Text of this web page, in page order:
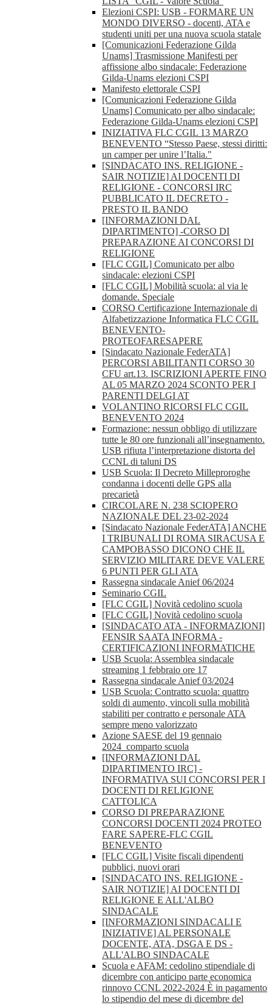
Elezioni CSPI: USB - FORMARE UN
MONDO DIVERSO - docenti, ATA e
studenti uniti per una nuova scuola statale
[Comunicazioni Federazione Gilda
Unams] Trasmissione Manifesti per
affissione albo sindacale: Federazione
Gilda-Unams elezioni CSPI
Manifesto elettorale CSPI
[Comunicazioni Federazione Gilda
Unams] Comunicato per albo sindacale:
Federazione Gilda-Unams elezioni CSPI
INIZIATIVA FLC CGIL 13 MARZO
BENEVENTO “Stesso Paese, stessi diritti:
un camper per unire l’Italia."
[SINDACATO INS. RELIGIONE -
SAIR NOTIZIE] AI DOCENTI DI
RELIGIONE - CONCORSI IRC
PUBBLICATO IL DECRETO -
PRESTO IL BANDO
[INFORMAZIONI DAL
DIPARTIMENTO] -CORSO DI
PREPARAZIONE AI CONCORSI DI
RELIGIONE
[FLC CGIL] Comunicato per albo
sindacale: elezioni CSPI
[FLC CGIL] Mobilità scuola: al via le
domande. Speciale
CORSO Certificazione Internazionale di
Alfabetizzazione Informatica FLC CGIL
BENEVENTO-
PROTEOFARESAPERE
[Sindacato Nazionale FederATA]
PERCORSI ABILITANTI CORSO 30
CFU art.13. ISCRIZIONI APERTE FINO
AL 05 MARZO 2024 SCONTO PER I
PARENTI DELGI AT
VOLANTINO RICORSI FLC CGIL
BENEVENTO 2024
Formazione: nessun obbligo di utilizzare
tutte le 80 ore funzionali all’insegnamento.
USB rifiuta l’interpretazione distorta del
CCNL di taluni DS
USB Scuola: Il Decreto Milleproroghe
condanna i docenti delle GPS alla
precarietà
CIRCOLARE N. 238 SCIOPERO
NAZIONALE DEL 23-02-2024
[Sindacato Nazionale FederATA] ANCHE
I TRIBUNALI DI ROMA SIRACUSA E
CAMPOBASSO DICONO CHE IL
SERVIZIO MILITARE DEVE VALERE
6 PUNTI PER GLI ATA
Rassegna sindacale Anief 06/2024
Seminario CGIL
[FLC CGIL] Novità cedolino scuola
[FLC CGIL] Novità cedolino scuola
[SINDACATO ATA - INFORMAZIONI]
FENSIR SAATA INFORMA -
CERTIFICAZIONI INFORMATICHE
USB Scuola: Assemblea sindacale
streaming 1 febbraio ore 17
Rassegna sindacale Anief 03/2024
USB Scuola: Contratto scuola: quattro
soldi di aumento, vincoli sulla mobilità
stabiliti per contratto e personale ATA
sempre meno valorizzato
Azione SAESE del 19 gennaio
2024_comparto scuola
[INFORMAZIONI DAL
DIPARTIMENTO IRC] -
INFORMATIVA SUI CONCORSI PER I
DOCENTI DI RELIGIONE
CATTOLICA
CORSO DI PREPARAZIONE
CONCORSI DOCENTI 2024 PROTEO
FARE SAPERE-FLC CGIL
BENEVENTO
[FLC CGIL] Visite fiscali dipendenti
pubblici, nuovi orari
[SINDACATO INS. RELIGIONE -
SAIR NOTIZIE] AI DOCENTI DI
RELIGIONE E ALL'ALBO
SINDACALE
[INFORMAZIONI SINDACALI E
INIZIATIVE] AL PERSONALE
DOCENTE, ATA, DSGA E DS -
ALL'ALBO SINDACALE
Scuola e AFAM: cedolino stipendiale di
dicembre con anticipo parte economica
rinnovo CCNL 2022-2024 È in pagamento
lo stipendio del mese di dicembre del